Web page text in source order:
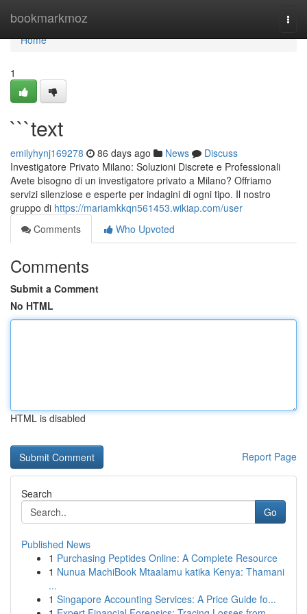
bookmarkmoz
Home
Home
1
```text
emilyhynj169278 86 days ago News
Discuss
Investigatore Privato Milano: Soluzioni Discrete e Professionali
Avete bisogno di un investigatore privato a Milano? Offriamo
servizi silenziose e esperte per indagini di ogni tipo. Il nostro
gruppo di https://mariamkkqn561453.wikiap.com/user
Comments
Who Upvoted
Comments
Submit a Comment
No HTML
HTML is disabled
Report Page
Search
Go
Published News
1 Purchasing Peptides Online: A Complete Resource
1 Nunua MachiBook Mtaalamu katika Kenya: Thamani
...
1 Singapore Accounting Services: A Price Guide fo...